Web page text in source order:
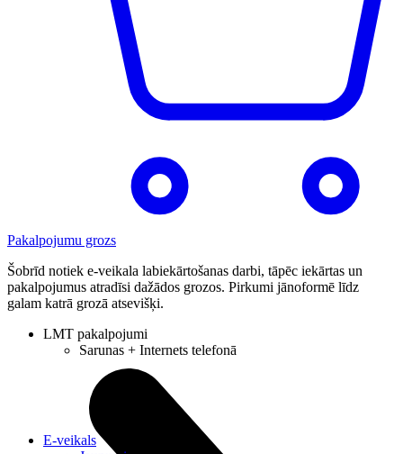
Pakalpojumu grozs
Šobrīd notiek e-veikala labiekārtošanas darbi, tāpēc iekārtas un
pakalpojumus atradīsi dažādos grozos. Pirkumi jānoformē līdz
galam katrā grozā atsevišķi.
LMT pakalpojumi
Sarunas + Internets telefonā
E-veikals